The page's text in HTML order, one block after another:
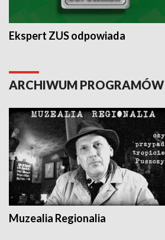
Ekspert ZUS odpowiada
ARCHIWUM PROGRAMÓW
Muzealia Regionalia